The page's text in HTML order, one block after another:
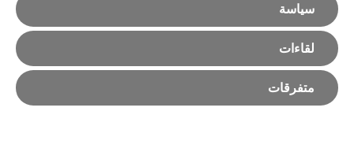
سياسة
لقاءات
متفرقات